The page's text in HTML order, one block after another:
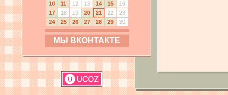
10
11 12 13 14 15
16
17
18 19 20 21 22
23
24
25 26 27 28 29 30
МЫ ВКОНТАКТЕ